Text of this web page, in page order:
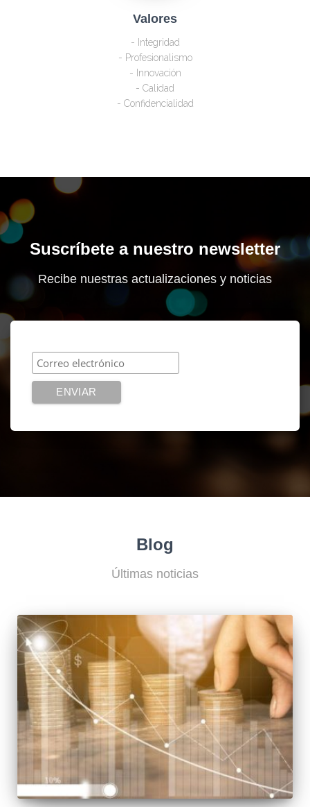
Valores
- Integridad
- Profesionalismo
- Innovación
- Calidad
- Confidencialidad
Suscríbete a nuestro newsletter
Recibe nuestras actualizaciones y noticias
Blog
Últimas noticias